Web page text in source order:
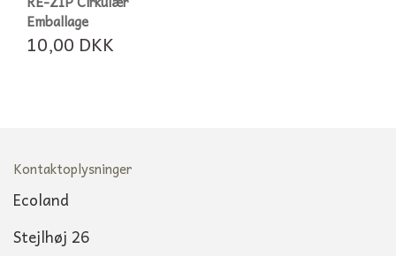
Emballage
10,00 DKK
Kontaktoplysninger
Ecoland
Stejlhøj 26